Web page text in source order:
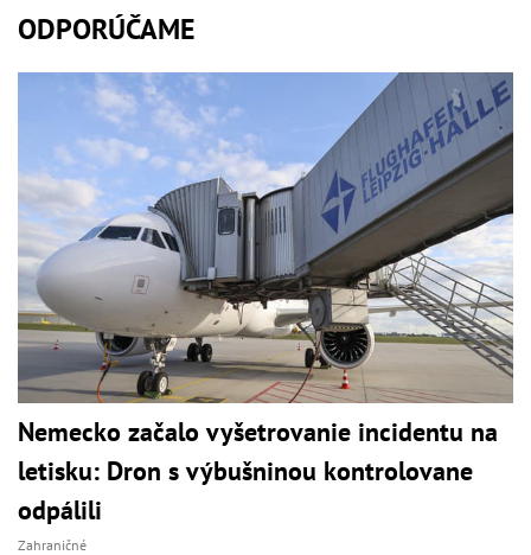
ODPORÚČAME
Nemecko začalo vyšetrovanie incidentu na
letisku: Dron s výbušninou kontrolovane
odpálili
Zahraničné